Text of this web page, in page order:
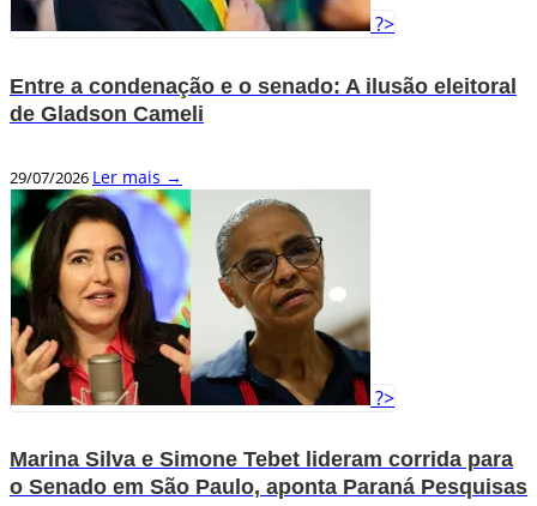
?>
Entre a condenação e o senado: A ilusão eleitoral
de Gladson Cameli
29/07/2026 Ler mais →
?>
Marina Silva e Simone Tebet lideram corrida para
o Senado em São Paulo, aponta Paraná Pesquisas